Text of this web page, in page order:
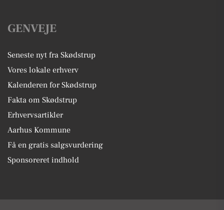
GENVEJE
Seneste nyt fra Skødstrup
Vores lokale erhverv
Kalenderen for Skødstrup
Fakta om Skødstrup
Erhvervsartikler
Aarhus Kommune
Få en gratis salgsvurdering
Sponsoreret indhold